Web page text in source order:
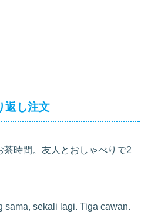
返し注文
茶時間。友人とおしゃべりで2
sama, sekali lagi. Tiga cawan.